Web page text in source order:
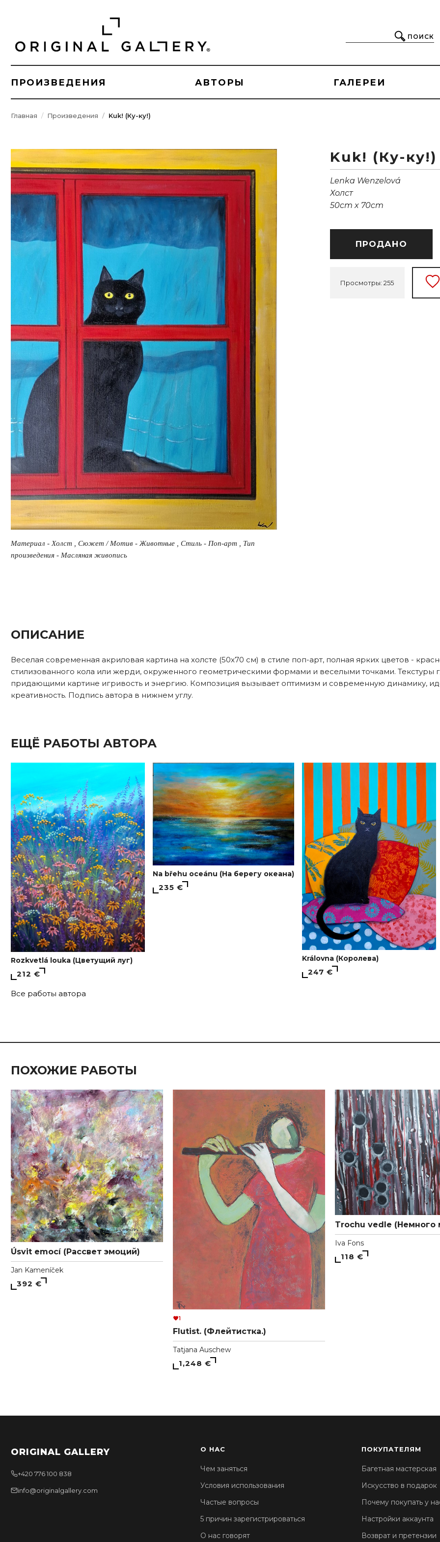
ПОИСК
ПРОИЗВЕДЕНИЯ АВТОРЫ ГАЛЕРЕИ
Главная Произведения Kuk! (Ку-ку!)
Материал - Холст , Сюжет / Мотив - Животные , Стиль - Поп-арт , Тип
произведения - Масляная живопись
Kuk! (Ку-ку!)
Lenka Wenzelová
Холст
50cm x 70cm
ПРОДАНО
Просмотры: 255
ОПИСАНИЕ
Веселая современная акриловая картина на холсте (50x70 см) в стиле поп-арт, полная ярких цветов -
стилизованного кола или жерди, окруженного геометрическими формами и веселыми точками. Текстуры
придающими картине игривость и энергию. Композиция вызывает оптимизм и современную динамику,
креативность. Подпись автора в нижнем углу.
ЕЩЁ РАБОТЫ АВТОРА
Rozkvetlá louka (Цветущий луг)
212 €
Na břehu oceánu (На берегу океана)
235 €
Královna (Королева)
247 €
Все работы автора
ПОХОЖИЕ РАБОТЫ
Úsvit emocí (Рассвет эмоций)
Jan Kameníček
392 €
1
Flutist. (Флейтистка.)
Tatjana Auschew
1,248 €
Trochu vedle (Немного
Iva Fons
118 €
ORIGINAL GALLERY
+420 776 100 838
info@originalgallery.com
О НАС
Чем заняться
Условия использования
Частые вопросы
5 причин зарегистрироваться
О нас говорят
ПОКУПАТЕЛЯМ
Багетная мастерская
Искусство в подарок
Почему покупать у
Настройки аккаунта
Возврат и претензии